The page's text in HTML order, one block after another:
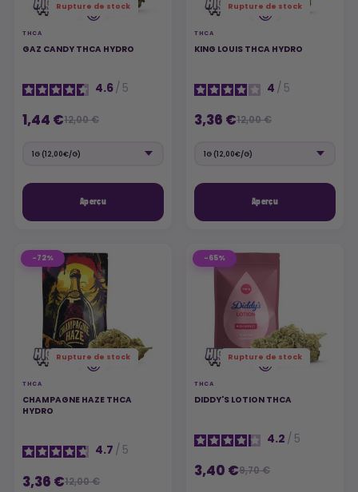
Rupture de stock
THCA
GAZ CANDY THCA HYDRO
4.6/ 5
1,44 €12,00 €
Aperçu
Rupture de stock
THCA
KING LOUIS THCA HYDRO
4 / 5
3,36 €12,00 €
Aperçu
-72%
Rupture de stock
THCA
CHAMPAGNE HAZE THCA
HYDRO
4.7 / 5
3,36 €12,00 €
-65%
Rupture de stock
THCA
DIDDY'S LOTION THCA
4.2 / 5
3,40 €9,70 €